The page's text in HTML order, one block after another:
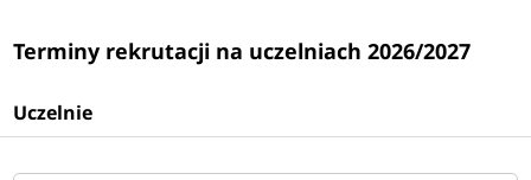
Terminy rekrutacji na uczelniach 2026/2027
Uczelnie